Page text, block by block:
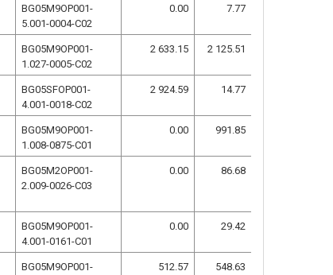
BG05M9OP001-
5.001-0004-C02
0.00 7.77
BG05M9OP001-
1.027-0005-C02
2 633.15 2 125.51
BG05SFOP001-
4.001-0018-C02
2 924.59 14.77
BG05M9OP001-
1.008-0875-C01
0.00 991.85
BG05M2OP001-
2.009-0026-C03
0.00 86.68
BG05M9OP001-
4.001-0161-C01
0.00 29.42
BG05M9OP001-
512.57 548.63